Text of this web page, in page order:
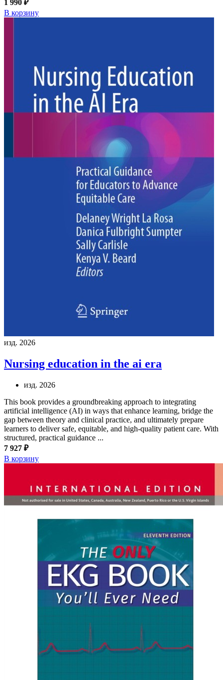
1 990 ₽
В корзину
изд. 2026
Nursing education in the ai era
изд. 2026
This book provides a groundbreaking approach to integrating
artificial intelligence (AI) in ways that enhance learning, bridge the
gap between theory and clinical practice, and ultimately prepare
learners to deliver safe, equitable, and high-quality patient care. With
structured, practical guidance ...
7 927 ₽
В корзину